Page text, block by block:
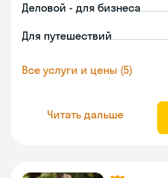
Деловой - для бизнеса
Для путешествий
Все услуги и цены (5)
Читать дальше